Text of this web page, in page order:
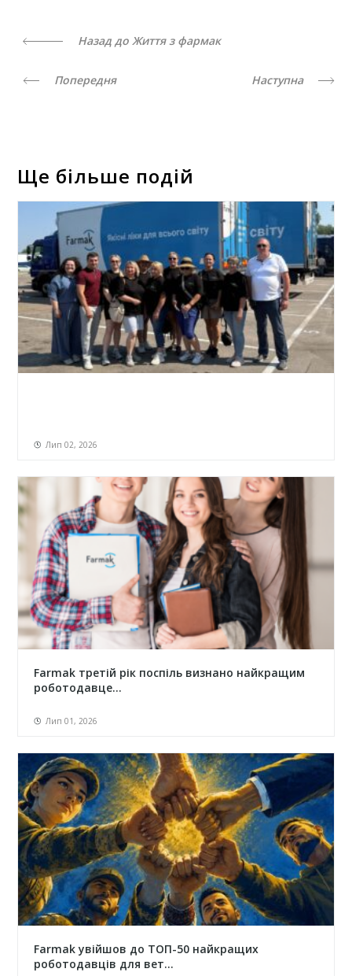
Назад до Життя з фармак
Попередня Наступна
Ще більше подій
Лип 02, 2026
Farmak третій рік поспіль визнано найкращим
роботодавце...
Лип 01, 2026
Farmak увійшов до ТОП-50 найкращих
роботодавців для вет...